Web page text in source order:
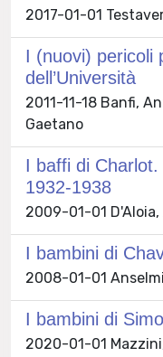
2017-01-01
I (nuovi) pericoli
dell’Università
2011-11-18 Banfi,
Gaetano
I baffi di
1932-1938
2009-01-01
I bambini di
2008-01-01
I bambini di
2020-01-01